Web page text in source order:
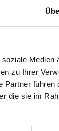
Medien
zu Ihrer
Partner führen
die sie im